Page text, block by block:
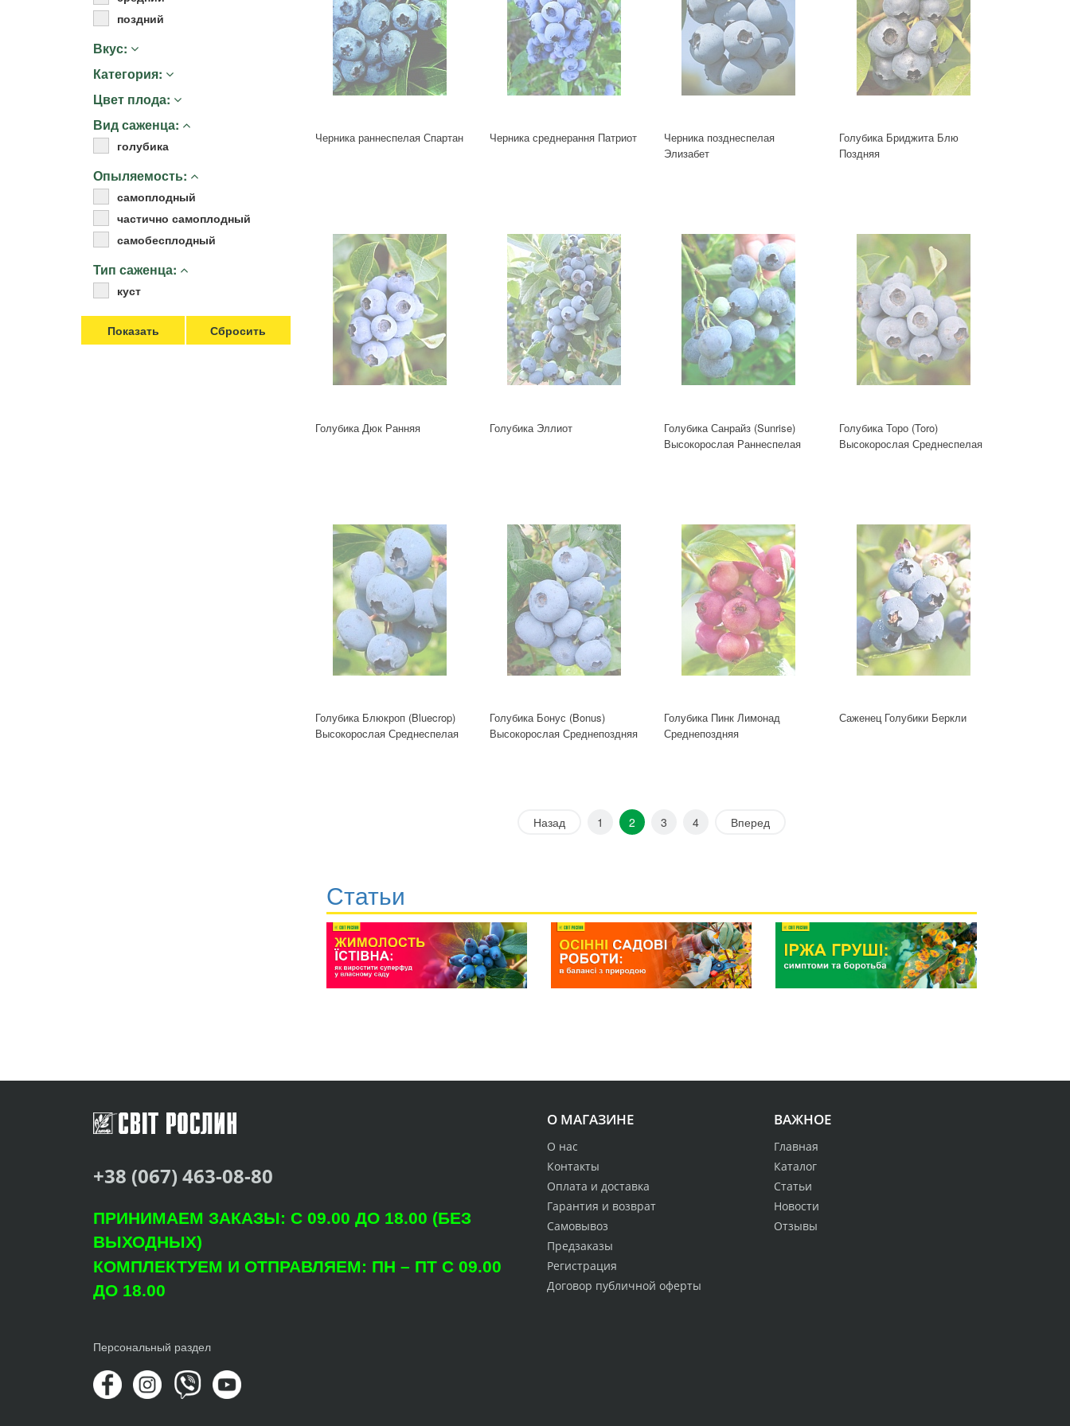
Для ландшафтного дизайна
Для полива
Инструменты и инвентарь
Мицелий грибов
Товары для дома
Теплицы и укрывной материал
Луковичные и клубни
поздний
Вкус:
Категория:
Цвет плода:
Вид саженца:
голубика
Опыляемость:
самоплодный
частично самоплодный
самобесплодный
Тип саженца:
куст
Черника раннеспелая Спартан Черника среднерання Патриот
Черника позднеспелая
Элизабет
Голубика Бриджита Блю
Поздняя
Голубика Дюк Ранняя Голубика Эллиот
Голубика Санрайз (Sunrise)
Высокорослая Раннеспелая
Голубика Торо (Toro)
Высокорослая Среднеспелая
Голубика Блюкроп (Bluecrop)
Высокорослая Среднеспелая
Голубика Бонус (Bonus)
Высокорослая Среднепоздняя
Голубика Пинк Лимонад
Среднепоздняя
Саженец Голубики Беркли
Назад 1 2 3 4 Вперед
Статьи
О МАГАЗИНЕ
О нас
Контакты
Оплата и доставка
Гарантия и возврат
Самовывоз
Предзаказы
Регистрация
Договор публичной оферты
ВАЖНОЕ
Главная
Каталог
Статьи
Новости
Отзывы
+38 (067) 463-08-80
ПРИНИМАЕМ ЗАКАЗЫ: С 09.00 ДО 18.00 (БЕЗ
ВЫХОДНЫХ)
КОМПЛЕКТУЕМ И ОТПРАВЛЯЕМ: ПН – ПТ С 09.00
ДО 18.00
Персональный раздел